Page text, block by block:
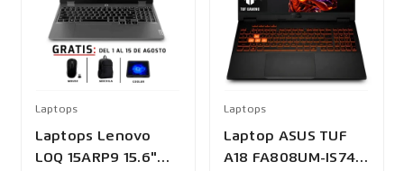
Laptops
Laptops Lenovo
LOQ 15ARP9 15.6"
Laptops
Laptop ASUS TUF
A18 FA808UM-IS74